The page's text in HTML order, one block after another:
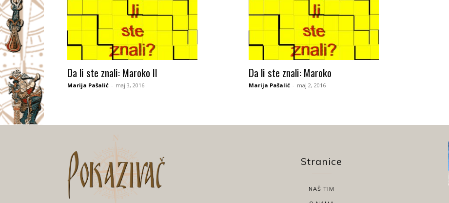
Da li ste znali: Maroko II
Marija Pašalić - maj 3, 2016
Da li ste znali: Maroko
Marija Pašalić - maj 2, 2016
Stranice
NAŠ TIM